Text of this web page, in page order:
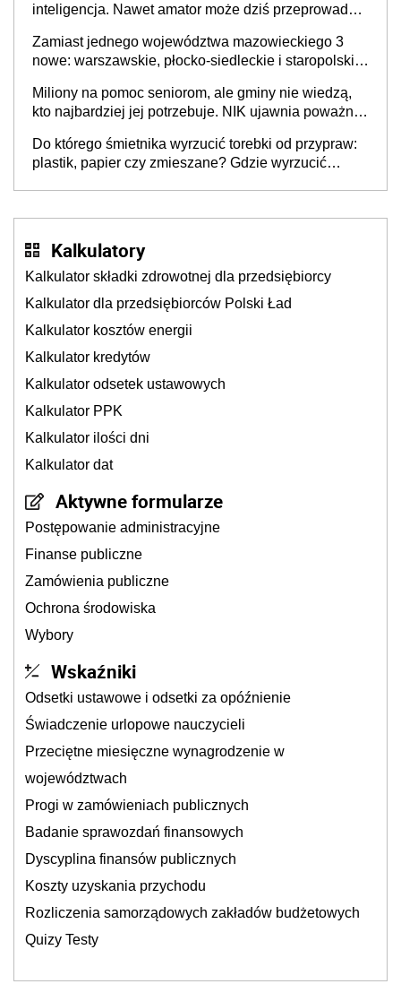
inteligencja. Nawet amator może dziś przeprowadzić
Zamiast jednego województwa mazowieckiego 3
nowe: warszawskie, płocko-siedleckie i staropolskie.
stołecznych
Miliony na pomoc seniorom, ale gminy nie wiedzą,
kto najbardziej jej potrzebuje. NIK ujawnia poważną
Do którego śmietnika wyrzucić torebki od przypraw:
plastik, papier czy zmieszane? Gdzie wyrzucić
Kalkulatory
Kalkulator składki zdrowotnej dla przedsiębiorcy
Kalkulator dla przedsiębiorców Polski Ład
Kalkulator kosztów energii
Kalkulator kredytów
Kalkulator odsetek ustawowych
Kalkulator PPK
Kalkulator ilości dni
Kalkulator dat
Aktywne formularze
Postępowanie administracyjne
Finanse publiczne
Zamówienia publiczne
Ochrona środowiska
Wybory
Wskaźniki
Odsetki ustawowe i odsetki za opóźnienie
Świadczenie urlopowe nauczycieli
Przeciętne miesięczne wynagrodzenie w
województwach
Progi w zamówieniach publicznych
Badanie sprawozdań finansowych
Dyscyplina finansów publicznych
Koszty uzyskania przychodu
Rozliczenia samorządowych zakładów budżetowych
Quizy Testy